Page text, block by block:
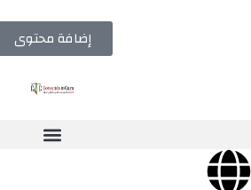
إضافة محتوى